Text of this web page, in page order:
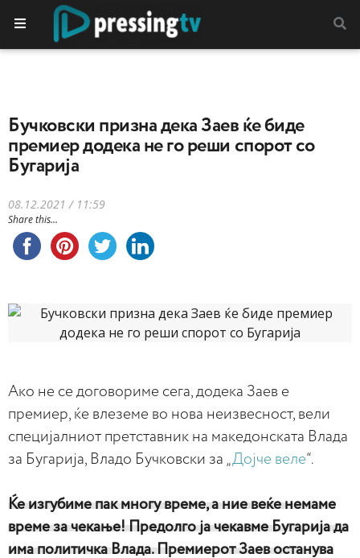
Бучковски призна дека Заев ќе биде
премиер додека не го реши спорот со
Бугарија
08.12.2021 / 11:59
Share this...
Ако не се договориме сега, додека Заев е
премиер, ќе влеземе во нова неизвесност, вели
специјалниот претставник на македонската Влада
за Бугарија, Владо Бучковски за „Дојче веле“.
Ќе изгубиме пак многу време, а ние веќе немаме
време за чекање! Предолго ја чекавме Бугарија да
има политичка Влада. Премиерот Заев останува